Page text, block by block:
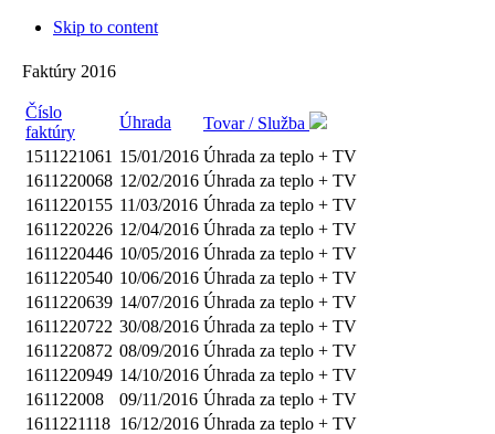
Skip to content
Faktúry 2016
Číslo
faktúry
Úhrada
Tovar / Služba
1511221061 15/01/2016 Úhrada za teplo + TV
1611220068 12/02/2016 Úhrada za teplo + TV
1611220155 11/03/2016 Úhrada za teplo + TV
1611220226 12/04/2016 Úhrada za teplo + TV
1611220446 10/05/2016 Úhrada za teplo + TV
1611220540 10/06/2016 Úhrada za teplo + TV
1611220639 14/07/2016 Úhrada za teplo + TV
1611220722 30/08/2016 Úhrada za teplo + TV
1611220872 08/09/2016 Úhrada za teplo + TV
1611220949 14/10/2016 Úhrada za teplo + TV
161122008
09/11/2016 Úhrada za teplo + TV
1611221118 16/12/2016 Úhrada za teplo + TV